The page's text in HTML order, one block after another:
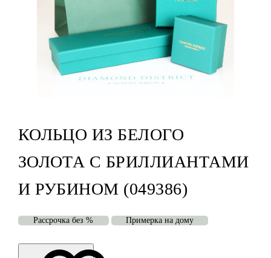
КОЛЬЦО ИЗ БЕЛОГО
ЗОЛОТА С БРИЛЛИАНТАМИ
И РУБИНОМ (049386)
Рассрочка без % Примерка на дому